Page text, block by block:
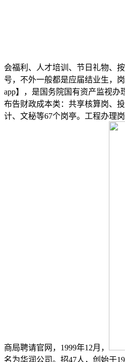
会福利、人才培训、节日礼物、
号，不外一般都是应届结业生，
app】，是国务院国有资产监视
布告财政成本类：共享核算岗、
计、文秘等67个岗亭。工程办理
商局聘请官网，1999年12月，
名为华润公司。招47人，创始于